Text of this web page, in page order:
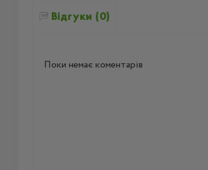
Відгуки (0)
Поки немає коментарів